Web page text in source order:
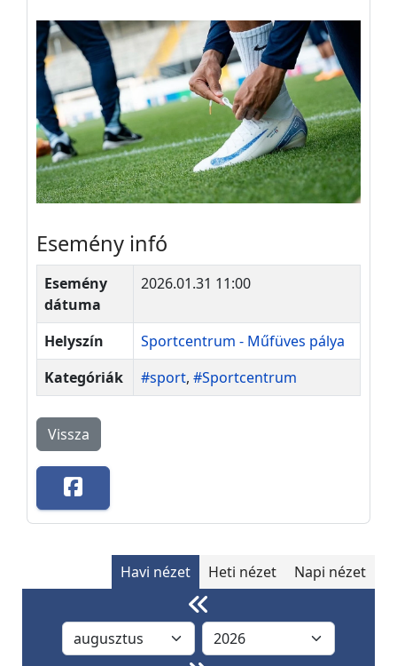
Esemény infó
Esemény
dátuma
2026.01.31 11:00
Helyszín
Sportcentrum - Műfüves pálya
Kategóriák
#sport, #Sportcentrum
Vissza
Havi nézet Heti nézet Napi nézet